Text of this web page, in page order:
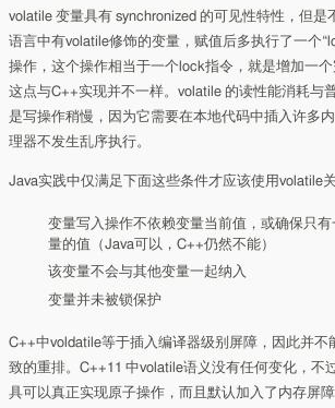
volatile 变量具有 synchronized 的可见性特性，但是
语言中有volatile修饰的变量，赋值后多执行了一个
操作，这个操作相当于一个lock指令，就是增加一个
这点与C++实现并不一样。volatile 的读性能消耗与
是写操作稍慢，因为它需要在本地代码中插入许多
理器不发生乱序执行。
Java实践中仅满足下面这些条件才应该使用volatile
变量写入操作不依赖变量当前值，或确保只
量的值（Java可以，C++仍然不能）
该变量不会与其他变量一起纳入
变量并未被锁保护
C++中voldatile等于插入编译器级别屏障，因此并不
致的重排。C++11 中volatile语义没有任何变化，不
具可以真正实现原子操作，而且默认加入了内存屏